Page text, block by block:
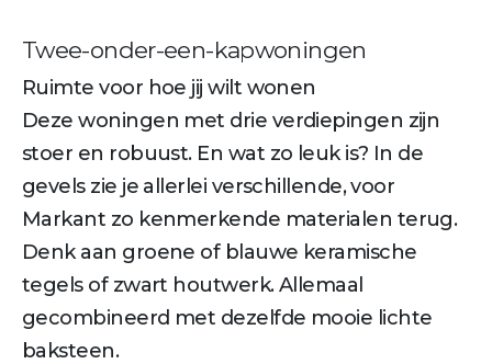
Twee-onder-een-kapwoningen
Ruimte voor hoe jij wilt wonen
Deze woningen met drie verdiepingen zijn
stoer en robuust. En wat zo leuk is? In de
gevels zie je allerlei verschillende, voor
Markant zo kenmerkende materialen terug.
Denk aan groene of blauwe keramische
tegels of zwart houtwerk. Allemaal
gecombineerd met dezelfde mooie lichte
baksteen.